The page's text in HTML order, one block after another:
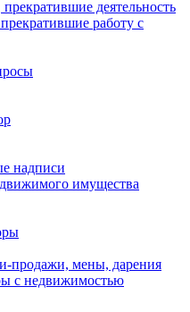
деятельность
работу с
надписи
имущества
продажи, мены, дарения
с недвижимостью